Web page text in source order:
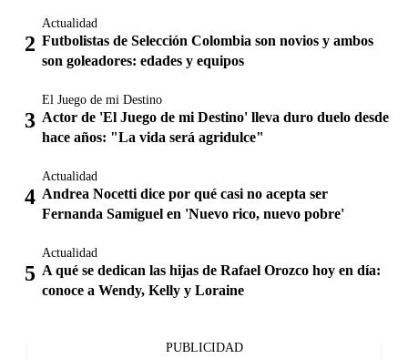
Actualidad
Futbolistas de Selección Colombia son novios y ambos
son goleadores: edades y equipos
El Juego de mi Destino
Actor de 'El Juego de mi Destino' lleva duro duelo desde
hace años: "La vida será agridulce"
Actualidad
Andrea Nocetti dice por qué casi no acepta ser
Fernanda Samiguel en 'Nuevo rico, nuevo pobre'
Actualidad
A qué se dedican las hijas de Rafael Orozco hoy en día:
conoce a Wendy, Kelly y Loraine
PUBLICIDAD